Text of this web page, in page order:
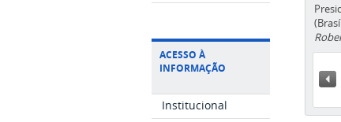
ACESSO À
INFORMAÇÃO
Institucional